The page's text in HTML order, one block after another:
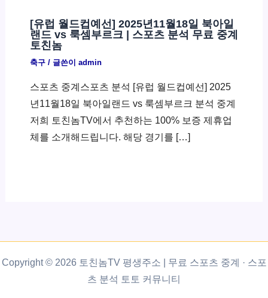
[유럽 월드컵예선] 2025년11월18일 북아일
랜드 vs 룩셈부르크 | 스포츠 분석 무료 중계
토친놈
축구/ 글쓴이 admin
스포츠 중계스포츠 분석 [유럽 월드컵예선] 2025
년11월18일 북아일랜드 vs 룩셈부르크 분석 중계
저희 토친놈TV에서 추천하는 100% 보증 제휴업
체를 소개해드립니다. 해당 경기를 […]
Copyright © 2026 토친놈TV 평생주소 | 무료 스포츠 중계 · 스포
츠 분석 토토 커뮤니티